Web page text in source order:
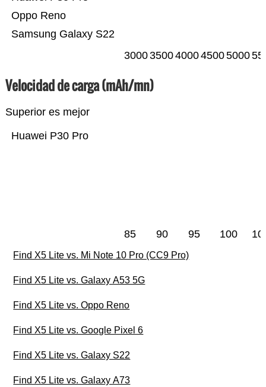
Samsung Galaxy S22
Oppo Reno
30003500400045005000
Velocidad de carga (mAh/mn)
Superior es mejor
Huawei P30 Pro
85 90 95 100
Find X5 Lite vs. Mi Note 10 Pro (CC9 Pro)
Find X5 Lite vs. Galaxy A53 5G
Find X5 Lite vs. Oppo Reno
Find X5 Lite vs. Google Pixel 6
Find X5 Lite vs. Galaxy S22
Find X5 Lite vs. Galaxy A73